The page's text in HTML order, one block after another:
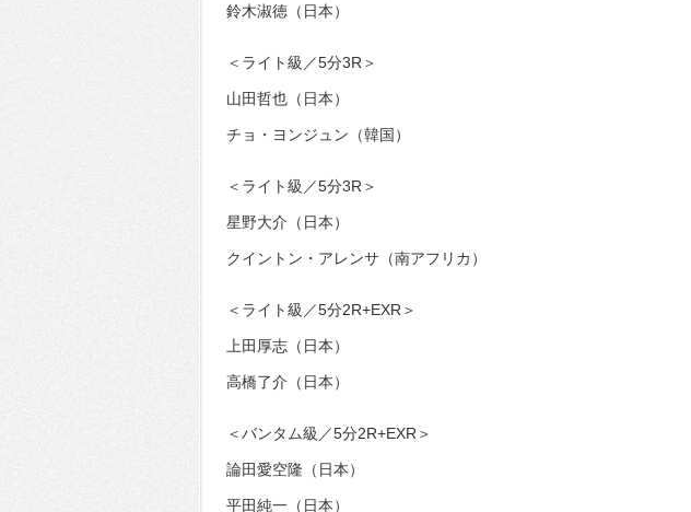
鈴木淑徳（日本）
＜ライト級／5分3R＞
山田哲也（日本）
チョ・ヨンジュン（韓国）
＜ライト級／5分3R＞
星野大介（日本）
クイントン・アレンサ（南アフリカ）
＜ライト級／5分2R+EXR＞
上田厚志（日本）
高橋了介（日本）
＜バンタム級／5分2R+EXR＞
論田愛空隆（日本）
平田純一（日本）